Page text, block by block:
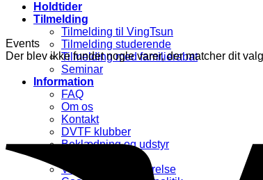
Holdtider
Tilmelding
Tilmelding til VingTsun
Tilmelding studerende
Tilmelding med familierabat
Seminar
Information
FAQ
Om os
Kontakt
DVTF klubber
Beklædning og udstyr
Vedtægter & bestyrelse
Events
Der blev ikke fundet nogle varer, der matcher dit